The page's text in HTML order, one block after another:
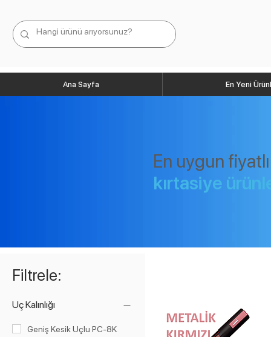
Ana Sayfa En Yeni
En uygun fiyatlı
kırtasiye
Filtrele:
Uç Kalınlığı
Geniş Kesik Uçlu PC-8K